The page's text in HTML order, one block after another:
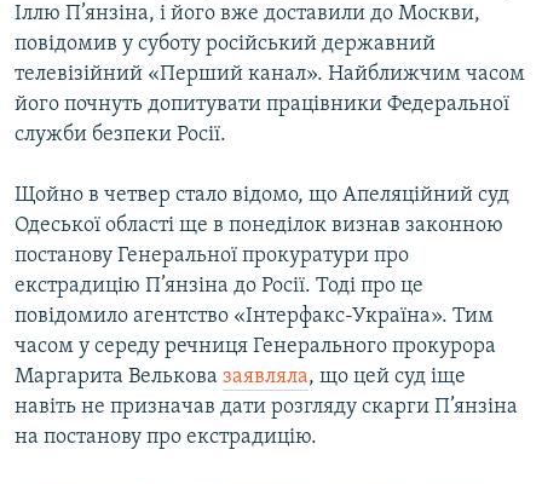
МУЛЬТИМЕДІА
ФОТО
СПЕЦПРОЄКТИ
ПОДКАСТИ
УКР
КТАТ
ДОЛУЧАЙСЯ!
Іллю П’янзіна, і його вже доставили до Москви,
повідомив у суботу російський державний
телевізійний «Перший канал». Найближчим часом
його почнуть допитувати працівники Федеральної
служби безпеки Росії.
Щойно в четвер стало відомо, що Апеляційний суд
Одеської області ще в понеділок визнав законною
постанову Генеральної прокуратури про
екстрадицію П’янзіна до Росії. Тоді про це
повідомило агентство «Інтерфакс-Україна». Тим
часом у середу речниця Генерального прокурора
Маргарита Велькова заявляла, що цей суд іще
навіть не призначав дати розгляду скарги П’янзіна
на постанову про екстрадицію.